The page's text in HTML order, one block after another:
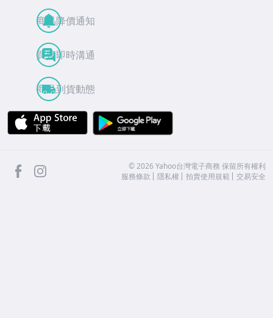
商品降價通知
買賣即時溝通
商品到貨動態
APP Store
facebook ©2026 Yahoo台灣電子商務 保留所有權利
服務條款
隱私權 拍賣使用規範 交易安全